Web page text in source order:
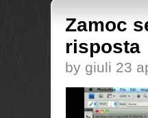
Zamoc
risposta
by giuli 23